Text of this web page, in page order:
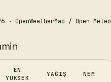
· OpenWeatherMap / Open-Meteo
EN
YÜKSEK
YAĞIŞ NEM